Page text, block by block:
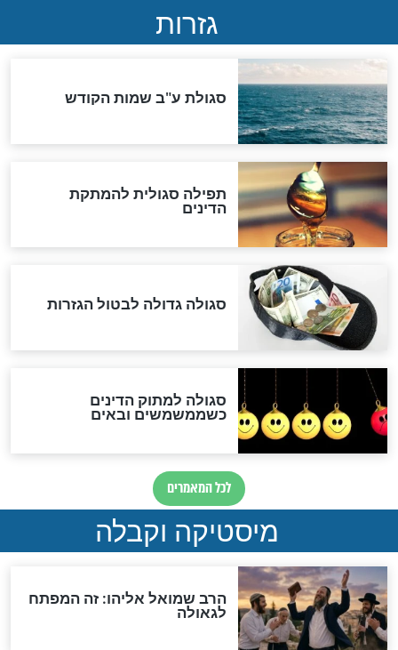
"מודה לקב"ה על כל השנים"
לכל המאמרים
אחרית הימים
האם אפשר לחשב את הקץ?
מה יהיה בימות המשיח?
"לפני הגאולה תהיה אפיקורסות
והכחשה גדולה מאוד של
האמונה"